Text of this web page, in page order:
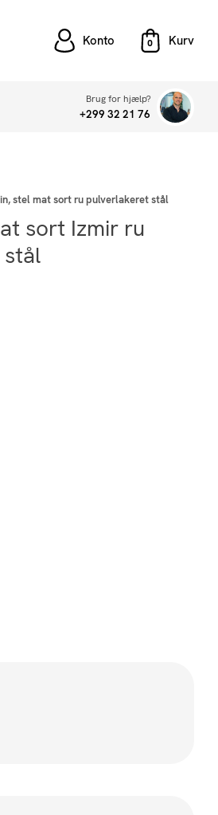
Konto
Brug for hjælp?
+299 32 21 76
stel mat sort ru pulverlakeret stål
sort Izmir ru